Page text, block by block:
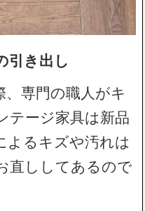
引き出し
専門の職人がキ
テージ家具は新品
よるキズや汚れは
直ししてあるので